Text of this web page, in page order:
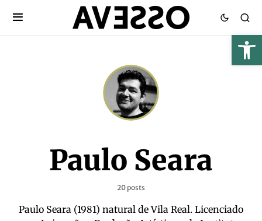
Paulo Seara
20 posts
Paulo Seara (1981) natural de Vila Real. Licenciado